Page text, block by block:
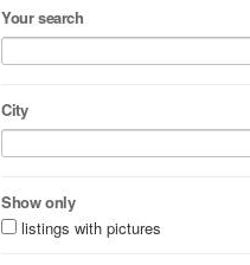
Your search
City
Show only
listings with pictures